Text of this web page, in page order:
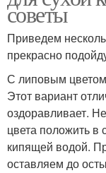
советы
Приведем
прекрасно
С липовым
Этот вариант
оздоравливает.
цвета положить в
кипящей водой.
оставляем до